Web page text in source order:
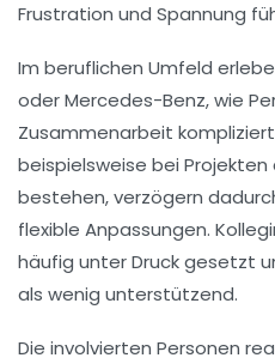
Frustration und Spannung
Im beruflichen Umfeld
oder Mercedes-Benz, wie
Zusammenarbeit
beispielsweise bei
bestehen, verzögern
flexible Anpassungen.
häufig unter Druck gesetzt
als wenig unterstützend.
Die involvierten Personen